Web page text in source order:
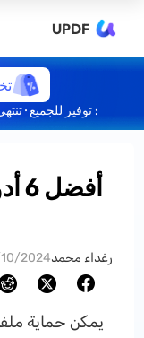
UPDF
: توفير للجميع · تنتهي في
رغداء محمد2024